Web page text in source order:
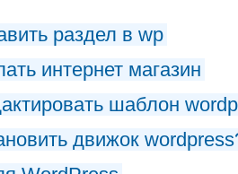
раздел в wp
интернет магазин
шаблон
движок